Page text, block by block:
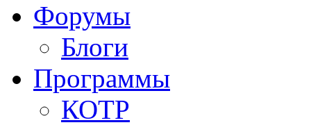
Форумы
Блоги
Программы
КОТР